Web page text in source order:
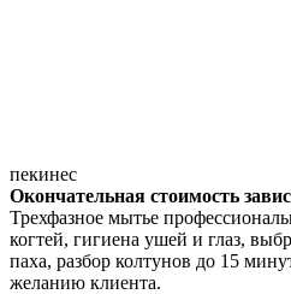
пекинес
Окончательная стоимость
Трехфазное мытье
когтей, гигиена ушей и глаз,
паха, разбор колтунов до 15
желанию клиента.